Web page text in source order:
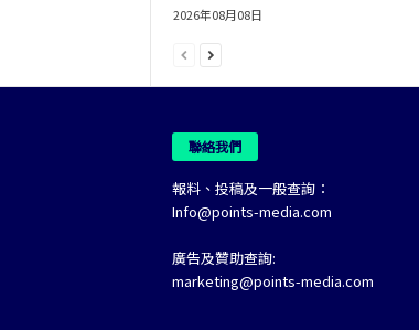
2026年08月08日
聯絡我們
報料、投稿及一般查詢：
Info@points-media.com
廣告及贊助查詢:
marketing@points-media.com